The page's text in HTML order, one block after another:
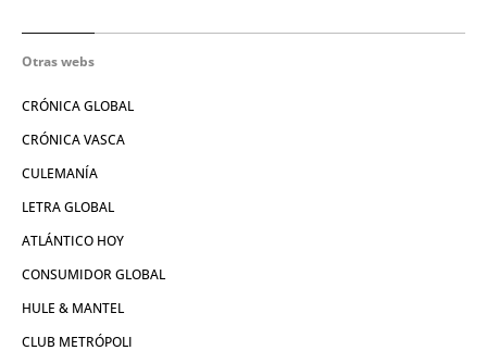
Otras webs
CRÓNICA GLOBAL
CRÓNICA VASCA
CULEMANÍA
LETRA GLOBAL
ATLÁNTICO HOY
CONSUMIDOR GLOBAL
HULE & MANTEL
CLUB METRÓPOLI